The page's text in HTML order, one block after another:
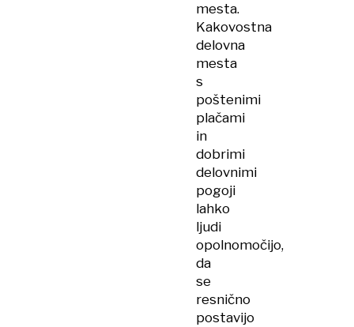
mesta.
Kakovostna
delovna
mesta
s
poštenimi
plačami
in
dobrimi
delovnimi
pogoji
lahko
ljudi
opolnomočijo,
da
se
resnično
postavijo